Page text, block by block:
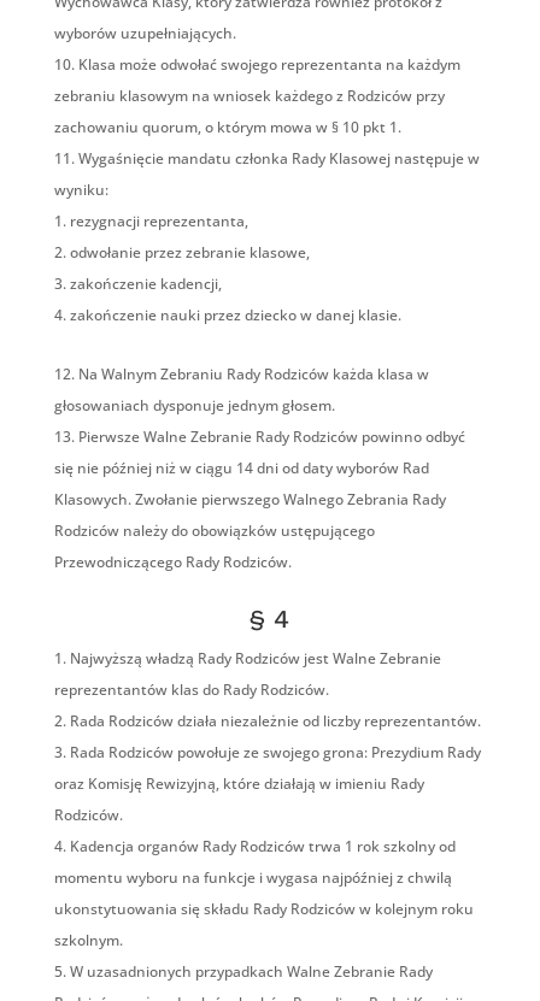
wyborów uzupełniających.
Klasa może odwołać swojego reprezentanta na każdym
zebraniu klasowym na wniosek każdego z Rodziców przy
zachowaniu quorum, o którym mowa w § 10 pkt 1.
Wygaśnięcie mandatu członka Rady Klasowej następuje w
wyniku:
rezygnacji reprezentanta,
odwołanie przez zebranie klasowe,
zakończenie kadencji,
zakończenie nauki przez dziecko w danej klasie.
Na Walnym Zebraniu Rady Rodziców każda klasa w
głosowaniach dysponuje jednym głosem.
Pierwsze Walne Zebranie Rady Rodziców powinno odbyć
się nie później niż w ciągu 14 dni od daty wyborów Rad
Klasowych. Zwołanie pierwszego Walnego Zebrania Rady
Rodziców należy do obowiązków ustępującego
Przewodniczącego Rady Rodziców.
§ 4
Najwyższą władzą Rady Rodziców jest Walne Zebranie
reprezentantów klas do Rady Rodziców.
Rada Rodziców działa niezależnie od liczby reprezentantów.
Rada Rodziców powołuje ze swojego grona: Prezydium Rady
oraz Komisję Rewizyjną, które działają w imieniu Rady
Rodziców.
Kadencja organów Rady Rodziców trwa 1 rok szkolny od
momentu wyboru na funkcje i wygasa najpóźniej z chwilą
ukonstytuowania się składu Rady Rodziców w kolejnym roku
szkolnym.
W uzasadnionych przypadkach Walne Zebranie Rady